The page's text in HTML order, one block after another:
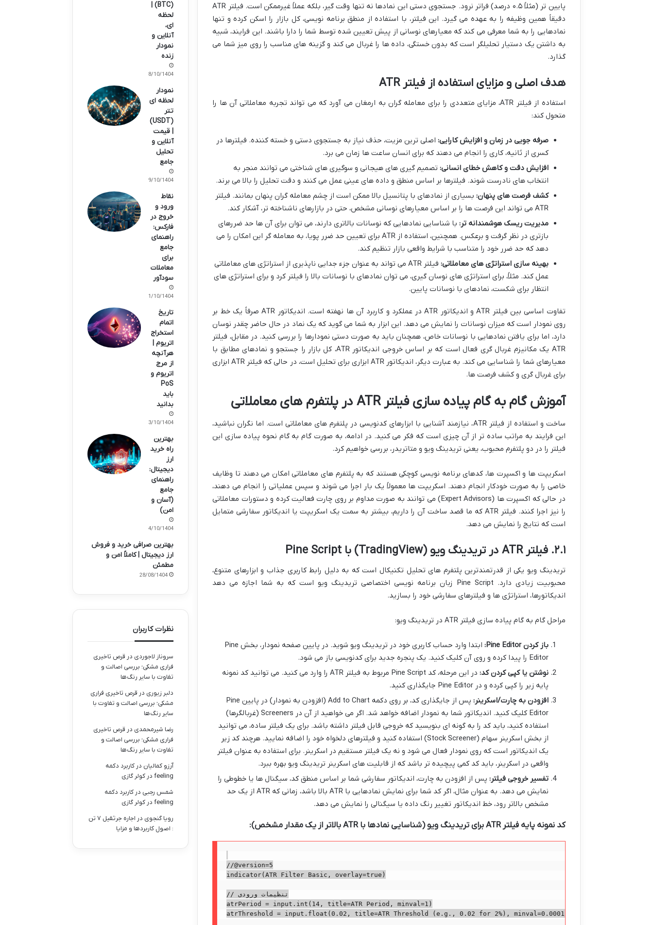
پایین تر (مثلاً ۰.۵ درصد) فراتر نرود. جستجوی دستی این نمادها نه تنها وقت گیر، بلکه عملاً غیرممکن است. فیلتر ATR
دقیقاً همین وظیفه را به عهده می گیرد. این فیلتر، با استفاده از منطق برنامه نویسی، کل بازار را اسکن کرده و تنها
نمادهایی را به شما معرفی می کند که معیارهای نوسانی از پیش تعیین شده توسط شما را دارا باشند. این فرایند، شبیه
به داشتن یک دستیار تحلیلگر است که بدون خستگی، داده ها را غربال می کند و گزینه های مناسب را روی میز شما می
گذارد.
هدف اصلی و مزایای استفاده از فیلتر ATR
استفاده از فیلتر ATR، مزایای متعددی را برای معامله گران به ارمغان می آورد که می تواند تجربه معاملاتی آن ها را
متحول کند:
صرفه جویی در زمان و افزایش کارایی: اصلی ترین مزیت، حذف نیاز به جستجوی دستی و خسته کننده. فیلترها در
کسری از ثانیه، کاری را انجام می دهند که برای انسان ساعت ها زمان می برد.
افزایش دقت و کاهش خطای انسانی: تصمیم گیری های هیجانی و سوگیری های شناختی می توانند منجر به
انتخاب های نادرست شوند. فیلترها بر اساس منطق و داده های عینی عمل می کنند و دقت تحلیل را بالا می برند.
کشف فرصت های پنهان: بسیاری از نمادهای با پتانسیل بالا ممکن است از چشم معامله گران پنهان بمانند. فیلتر
ATR می تواند این فرصت ها را بر اساس معیارهای نوسانی مشخص، حتی در بازارهای ناشناخته تر، آشکار کند.
مدیریت ریسک هوشمندانه تر: با شناسایی نمادهایی که نوسانات بالاتری دارند، می توان برای آن ها حد ضررهای
بازتری در نظر گرفت و برعکس. همچنین، استفاده از ATR برای تعیین حد ضرر پویا، به معامله گر این امکان را می
دهد که حد ضرر خود را متناسب با شرایط واقعی بازار تنظیم کند.
بهینه سازی استراتژی های معاملاتی:
فیلتر ATR می تواند به عنوان جزء جدایی ناپذیری از استراتژی های معاملاتی
عمل کند. مثلاً، برای استراتژی های نوسان گیری، می توان نمادهای با نوسانات بالا را فیلتر کرد و برای استراتژی های
انتظار برای شکست، نمادهای با نوسانات پایین.
تفاوت اساسی بین فیلتر ATR و اندیکاتور ATR در عملکرد و کاربرد آن ها نهفته است. اندیکاتور ATR صرفاً یک خط بر
روی نمودار است که میزان نوسانات را نمایش می دهد. این ابزار به شما می گوید که یک نماد در حال حاضر چقدر نوسان
دارد، اما برای یافتن نمادهایی با نوسانات خاص، همچنان باید به صورت دستی نمودارها را بررسی کنید. در مقابل، فیلتر
ATR یک مکانیزم غربال گری فعال است که بر اساس خروجی اندیکاتور ATR، کل بازار را جستجو و نمادهای مطابق با
معیارهای شما را شناسایی می کند. به عبارت دیگر، اندیکاتور ATR ابزاری برای تحلیل است، در حالی که فیلتر ATR ابزاری
برای غربال گری و کشف فرصت ها.
آموزش گام به گام پیاده سازی فیلتر ATR در پلتفرم های معاملاتی
ساخت و استفاده از فیلتر ATR، نیازمند آشنایی با ابزارهای کدنویسی در پلتفرم های معاملاتی است. اما نگران نباشید،
این فرایند به مراتب ساده تر از آن چیزی است که فکر می کنید. در ادامه، به صورت گام به گام نحوه پیاده سازی این
فیلتر را در دو پلتفرم محبوب، یعنی تریدینگ ویو و متاتریدر، بررسی خواهیم کرد.
اسکریپت ها و اکسپرت ها، کدهای برنامه نویسی کوچکی هستند که به پلتفرم های معاملاتی امکان می دهند تا وظایف
خاصی را به صورت خودکار انجام دهند. اسکریپت ها معمولاً یک بار اجرا می شوند و سپس عملیاتی را انجام می دهند،
در حالی که اکسپرت ها (Expert Advisors) می توانند به صورت مداوم بر روی چارت فعالیت کرده و دستورات معاملاتی
را نیز اجرا کنند. فیلتر ATR که ما قصد ساخت آن را داریم، بیشتر به سمت یک اسکریپت یا اندیکاتور سفارشی متمایل
است که نتایج را نمایش می دهد.
۲.۱. فیلتر ATR در تریدینگ ویو (TradingView) با Pine Script
تریدینگ ویو یکی از قدرتمندترین پلتفرم های تحلیل تکنیکال است که به دلیل رابط کاربری جذاب و ابزارهای متنوع،
محبوبیت زیادی دارد. Pine Script زبان برنامه نویسی اختصاصی تریدینگ ویو است که به شما اجازه می دهد
اندیکاتورها، استراتژی ها و فیلترهای سفارشی خود را بسازید.
مراحل گام به گام پیاده سازی فیلتر ATR در تریدینگ ویو:
باز کردن Pine Editor:
ابتدا وارد حساب کاربری خود در تریدینگ ویو شوید. در پایین صفحه نمودار، بخش Pine
Editor را پیدا کرده و روی آن کلیک کنید. یک پنجره جدید برای کدنویسی باز می شود.
نوشتن یا کپی کردن کد:
در این مرحله، کد Pine Script مربوط به فیلتر ATR را وارد می کنید. می توانید کد نمونه
پایه زیر را کپی کرده و در Pine Editor جایگذاری کنید.
افزودن به چارت/اسکرینر:
پس از جایگذاری کد، بر روی دکمه Add to Chart (افزودن به نمودار) در پایین Pine
Editor کلیک کنید. اندیکاتور شما به نمودار اضافه خواهد شد. اگر می خواهید از آن در Screeners (غربالگرها)
استفاده کنید، باید کد را به گونه ای بنویسید که خروجی قابل فیلتر داشته باشد. برای یک فیلتر ساده، می توانید
از بخش اسکرینر سهام (Stock Screener) استفاده کنید و فیلترهای دلخواه خود را اضافه نمایید. هرچند کد زیر
یک اندیکاتور است که روی نمودار فعال می شود و نه یک فیلتر مستقیم در اسکرینر. برای استفاده به عنوان فیلتر
واقعی در اسکرینر، باید کد کمی پیچیده تر باشد که از قابلیت های اسکرینر تریدینگ ویو بهره ببرد.
تفسیر خروجی فیلتر: پس از افزودن به چارت، اندیکاتور سفارشی شما بر اساس منطق کد، سیگنال ها یا خطوطی را
نمایش می دهد. به عنوان مثال، اگر کد شما برای نمایش نمادهایی با ATR بالا باشد، زمانی که ATR از یک حد
مشخص بالاتر رود، خط اندیکاتور تغییر رنگ داده یا سیگنالی را نمایش می دهد.
کد نمونه پایه فیلتر ATR برای تریدینگ ویو (شناسایی نمادها با ATR بالاتر از یک مقدار مشخص):
//@version=5
indicator(ATR Filter Basic, overlay=true)
// تنظیمات ورودی
atrPeriod = input.int(14, title=ATR Period, minval=1)
atrThreshold = input.float(0.02, title=ATR Threshold (e.g., 0.02 for 2%), minval=0.0001)
(BTC) |
لحظه
ای،
آنلاین و
نمودار
زنده
08/10/1404
نمودار
لحظه ای
تتر
(USDT)
| قیمت
آنلاین و
تحلیل
جامع
09/10/1404
نقاط
ورود و
خروج در
فارکس:
راهنمای
جامع
برای
معاملات
سودآور
11/10/1404
تاریخ
اتمام
استخراج
اتریوم |
هرآنچه
از مرج
اتریوم و
PoS
باید
بدانید
13/10/1404
بهترین
راه خرید
ارز
دیجیتال:
راهنمای
جامع
(آسان و
امن)
14/10/1404
بهترین صرافی خرید و فروش
ارز دیجیتال | کاملاً امن و
مطمئن
28/08/1404
نظرات کاربران
سروناز لاجوردی در قرص تاخیری
فراری مشکی؛ بررسی اصالت و
تفاوت با سایر رنگ‌ها
دلبر زیوری در قرص تاخیری فراری
مشکی؛ بررسی اصالت و تفاوت با
سایر رنگ‌ها
رضا شیرمحمدی در قرص تاخیری
فراری مشکی؛ بررسی اصالت و
تفاوت با سایر رنگ‌ها
آرزو کمالیان در کاربرد دکمه
feeling در کولر گازی
شمس رجبی در کاربرد دکمه
feeling در کولر گازی
رویا گنجوی در
اجاره جرثقیل ۷ تن
: اصول کاربردها و مزایا